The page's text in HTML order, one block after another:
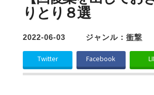
りとり８選
2022-06-03 ジャンル： 衝撃
Twitter Facebook